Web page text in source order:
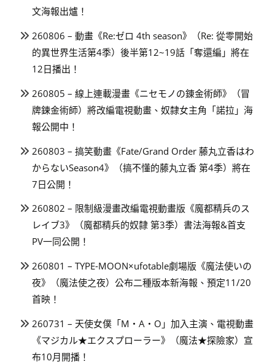
文海報出爐！
260806 – 動畫《Re:ゼロ 4th season》（Re: 從零開始
的異世界生活第4季）後半第12~19話「奪還編」將在
12日播出！
260805 – 線上連載漫畫《ニセモノの錬金術師》（冒
牌鍊金術師）將改編電視動畫、奴隸女主角「諾拉」海
報公開中！
260803 – 搞笑動畫《Fate/Grand Order 藤丸立香はわ
からないSeason4》（搞不懂的藤丸立香 第4季）將在
7日公開！
260802 – 限制級漫畫改編電視動畫版《魔都精兵のス
レイブ3》（魔都精兵的奴隸 第3季）書法海報&首支
PV一同公開！
260801 – TYPE-MOON×ufotable劇場版《魔法使いの
夜》（魔法使之夜）公布二種版本新海報、預定11/20
首映！
260731 – 天使女僕「M・A・O」加入主演、電視動畫
《マジカル★エクスプローラー》（魔法★探險家）宣
布10月開播！